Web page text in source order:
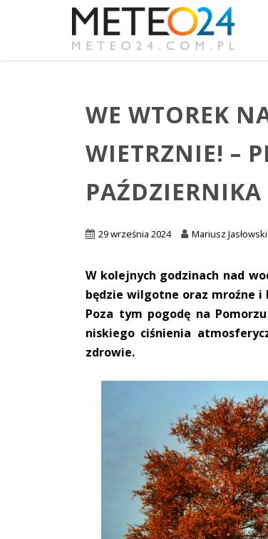
WE WTOREK
WIETRZNIE! –
PAŹDZIERNIKA
29 września 2024 Mariusz Jasłowski
W kolejnych godzinach nad
będzie wilgotne oraz mroźne i
Poza tym pogodę na
niskiego ciśnienia
zdrowie.